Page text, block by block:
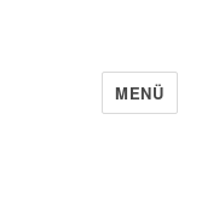
MENÜ